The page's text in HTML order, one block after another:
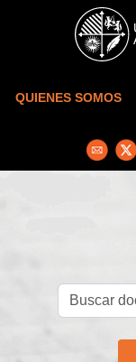
Skip to main content
QUIENES SOMOS